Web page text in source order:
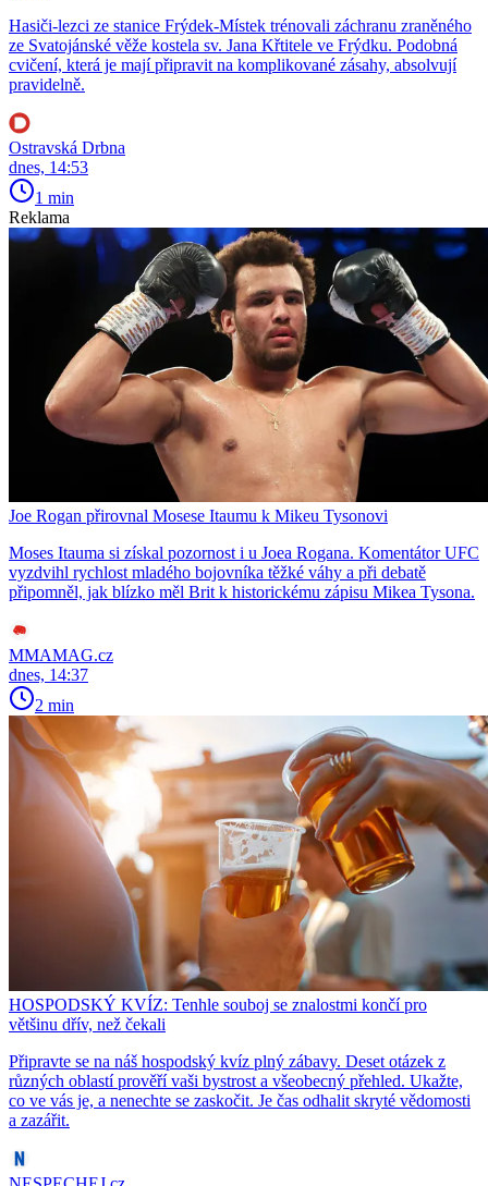
Hasiči-lezci ze stanice Frýdek-Místek trénovali záchranu zraněného
ze Svatojánské věže kostela sv. Jana Křtitele ve Frýdku. Podobná
cvičení, která je mají připravit na komplikované zásahy, absolvují
pravidelně.
Ostravská Drbna
dnes, 14:53
1 min
Reklama
Joe Rogan přirovnal Mosese Itaumu k Mikeu Tysonovi
Moses Itauma si získal pozornost i u Joea Rogana. Komentátor UFC
vyzdvihl rychlost mladého bojovníka těžké váhy a při debatě
připomněl, jak blízko měl Brit k historickému zápisu Mikea Tysona.
MMAMAG.cz
dnes, 14:37
2 min
HOSPODSKÝ KVÍZ: Tenhle souboj se znalostmi končí pro
většinu dřív, než čekali
Připravte se na náš hospodský kvíz plný zábavy. Deset otázek z
různých oblastí prověří vaši bystrost a všeobecný přehled. Ukažte,
co ve vás je, a nenechte se zaskočit. Je čas odhalit skryté vědomosti
a zazářit.